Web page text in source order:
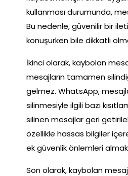
kullanması durumunda,
Bu nedenle, güvenilir bir
konuşurken bile dikkatli
İkinci olarak, kaybolan
mesajların tamamen
gelmez. WhatsApp,
silinmesiyle ilgili bazı
silinen mesajlar geri
özellikle hassas bilgiler
ek güvenlik önlemleri
Son olarak, kaybolan